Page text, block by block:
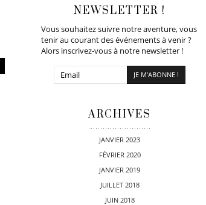
NEWSLETTER !
Vous souhaitez suivre notre aventure, vous
tenir au courant des événements à venir ?
Alors inscrivez-vous à notre newsletter !
ARCHIVES
JANVIER 2023
FÉVRIER 2020
JANVIER 2019
JUILLET 2018
JUIN 2018